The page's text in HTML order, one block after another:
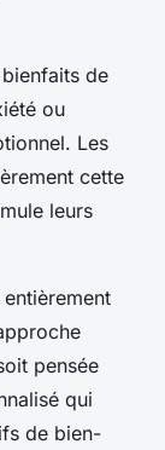
de
ou
Les
cette
leurs
pensée
qui
de bien-